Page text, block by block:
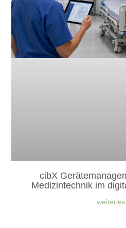
cibX
Medizintechnik im